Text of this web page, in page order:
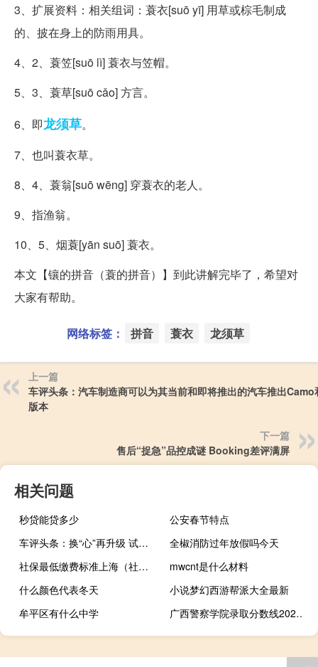
3、扩展资料：相关组词：蓑衣[suō yī] 用草或棕毛制成
的、披在身上的防雨用具。
4、2、蓑笠[suō lì] 蓑衣与笠帽。
5、3、蓑草[suō cǎo] 方言。
6、即龙须草。
7、也叫蓑衣草。
8、4、蓑翁[suō wēng] 穿蓑衣的老人。
9、指渔翁。
10、5、烟蓑[yān suō] 蓑衣。
本文【镶的拼音（蓑的拼音）】到此讲解完毕了，希望对
大家有帮助。
网络标签： 拼音 蓑衣 龙须草
上一篇
车评头条：汽车制造商可以为其当前和即将推出的汽车推出
版本
下一篇
售后“捉急”品控成谜 Booking差评满屏
相关问题
秒贷能贷多少
公安春节特点
车评头条：换“心”再升级 试驾体验别克全新英朗
全椒消防过年放假吗今天
社保最低缴费标准上海（社保最低缴费标准）
mwcnt是什么材料
什么颜色代表冬天
小说梦幻西游帮派大全最新
牟平区有什么中学
广西警察学院录取分数线2024年是多少分(附各省录取最低分)